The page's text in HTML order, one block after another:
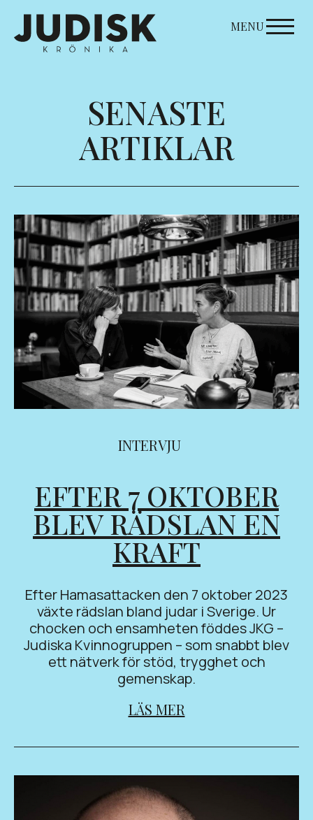
content
MENU
SENASTE
ARTIKLAR
INTERVJU
EFTER 7 OKTOBER
BLEV RÄDSLAN EN
KRAFT
Efter Hamasattacken den 7 oktober 2023
växte rädslan bland judar i Sverige. Ur
chocken och ensamheten föddes JKG –
Judiska Kvinnogruppen – som snabbt blev
ett nätverk för stöd, trygghet och
gemenskap.
LÄS MER